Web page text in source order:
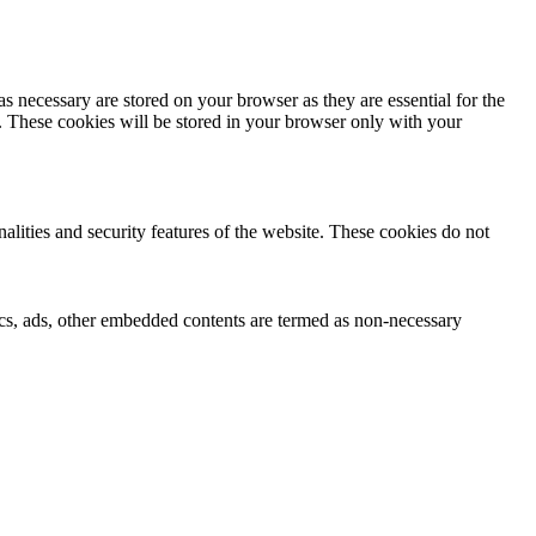
are stored on your browser as they are essential for the
These cookies will be stored in your browser only with your
and security features of the website. These cookies do not
other embedded contents are termed as non-necessary